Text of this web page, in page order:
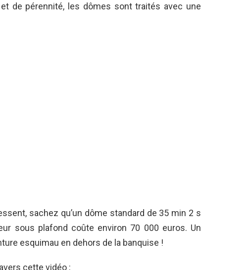
de pérennité, les dômes sont traités avec une
sachez qu’un dôme standard de 35 min 2 s
sous plafond coûte environ 70 000 euros. Un
esquimau en dehors de la banquise !
cette vidéo :